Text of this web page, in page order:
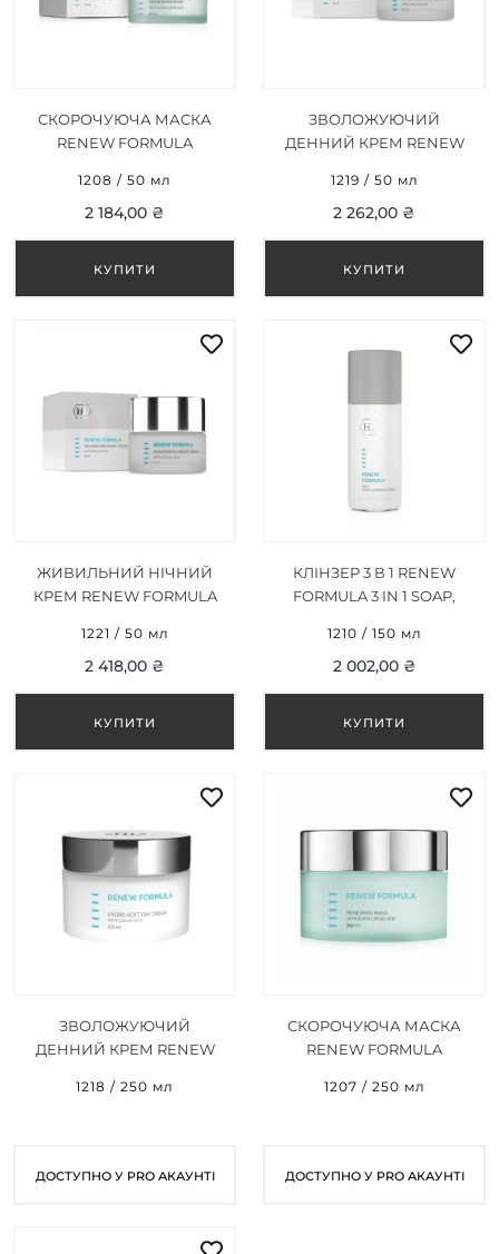
СКОРОЧУЮЧА МАСКА
RENEW FORMULA
1208 / 50 мл
2 184,00 ₴
ЗВОЛОЖУЮЧИЙ
ДЕННИЙ КРЕМ RENEW
DAY CREAM 50 МЛ
1219 / 50 мл
2 262,00 ₴
ЖИВИЛЬНИЙ НІЧНИЙ
КРЕМ RENEW FORMULA
CREAM 50 МЛ
1221 / 50 мл
2 418,00 ₴
КЛІНЗЕР 3 В 1 RENEW
FORMULA 3 IN 1 SOAP,
1210 / 150 мл
2 002,00 ₴
ЗВОЛОЖУЮЧИЙ
ДЕННИЙ КРЕМ RENEW
DAY CREAM 250 МЛ
1218 / 250 мл
ДОСТУПНО У PRO АКАУНТІ
СКОРОЧУЮЧА МАСКА
RENEW FORMULA
1207 / 250 мл
ДОСТУПНО У PRO АКАУНТІ